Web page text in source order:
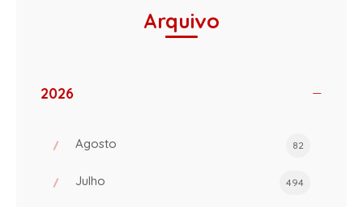
Arquivo
2026
Agosto 82
Julho 494